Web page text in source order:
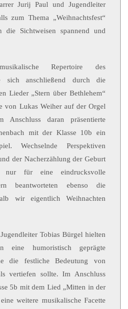
Jurij Paul und Jugendleiter
zum Thema „Weihnachtsfest“
Sichtweisen spannend und
Repertoire des
sich anschließend durch die
Lieder „Stern über Bethlehem“
von Lukas Weiher auf der Orgel
Anschluss daran präsentierte
mit der Klasse 10b ein
Wechselnde Perspektiven
der Nacherzählung der Geburt
nur für eine eindrucksvolle
beantworteten ebenso die
wir eigentlich Weihnachten
Tobias Bürgel hielten
eine humoristisch geprägte
die festliche Bedeutung von
vertiefen sollte. Im Anschluss
5b mit dem Lied „Mitten in der
weitere musikalische Facette